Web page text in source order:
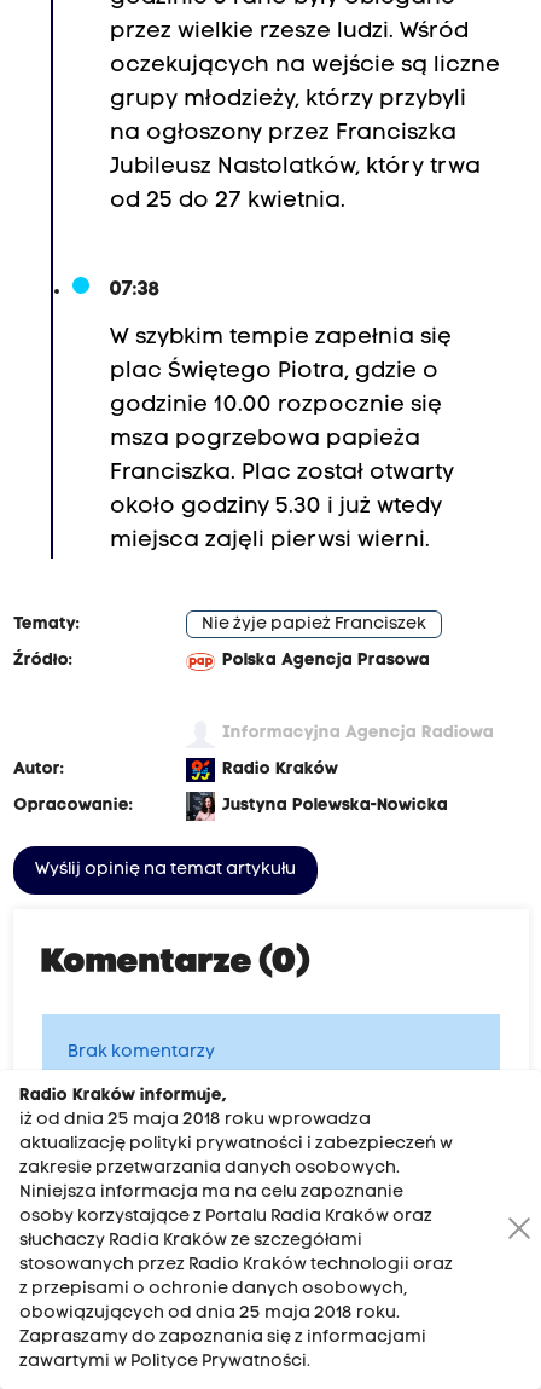
przez wielkie rzesze ludzi. Wśród
oczekujących na wejście są liczne
grupy młodzieży, którzy przybyli
na ogłoszony przez Franciszka
Jubileusz Nastolatków, który trwa
od 25 do 27 kwietnia.
07:38
W szybkim tempie zapełnia się
plac Świętego Piotra, gdzie o
godzinie 10.00 rozpocznie się
msza pogrzebowa papieża
Franciszka. Plac został otwarty
około godziny 5.30 i już wtedy
miejsca zajęli pierwsi wierni.
Tematy:
Nie żyje papież Franciszek
Źródło:
Polska Agencja Prasowa
Informacyjna Agencja Radiowa
Autor:
Radio Kraków
Opracowanie:
Justyna Polewska-Nowicka
Wyślij opinię na temat artykułu
Komentarze (0)
Brak komentarzy
Dodaj komentarz
Podpis
Treść komentarza
Radio Kraków informuje,
iż od dnia 25 maja 2018 roku wprowadza
aktualizację polityki prywatności i zabezpieczeń w
zakresie przetwarzania danych osobowych.
Niniejsza informacja ma na celu zapoznanie
osoby korzystające z Portalu Radia Kraków oraz
słuchaczy Radia Kraków ze szczegółami
stosowanych przez Radio Kraków technologii oraz
z przepisami o ochronie danych osobowych,
obowiązujących od dnia 25 maja 2018 roku.
Zapraszamy do zapoznania się z informacjami
zawartymi w Polityce Prywatności.